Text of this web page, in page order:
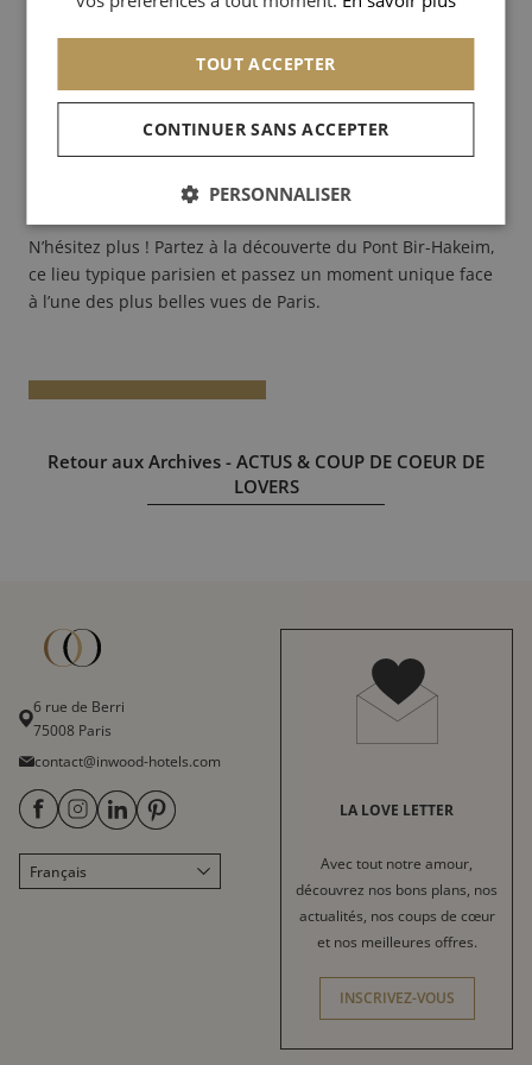
ligne 6 du métro, il apprécie toujours le splendide
panorama qui s’offre à lui.
Notre Inwood Lover nous recommande d’aller sur le Pont
Bir Hakeim en fin de journée car « la vue est encore plus
coucher de soleil sur la Seine ».
N’hésitez plus ! Partez à la découverte du Pont Bir-Hakeim,
ce lieu typique parisien et passez un moment unique face
à l’une des plus belles vues de Paris.
Retour aux Archives - ACTUS & COUP DE COEUR DE
LOVERS
6 rue de Berri
75008 Paris
contact@inwood-hotels.com
Français
English
LA LOVE LETTER
Avec tout notre amour,
découvrez nos bons plans, nos
actualités, nos coups de cœur
et nos meilleures offres.
INSCRIVEZ-VOUS
TOUT ACCEPTER
CONTINUER SANS ACCEPTER
PERSONNALISER